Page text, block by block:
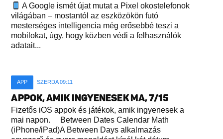
A Google ismét újat mutat a Pixel okostelefonok
világában – mostantól az eszközökön futó
mesterséges intelligencia még erősebbé teszi a
mobilokat, úgy, hogy közben védi a felhasználók
adatait...
APP SZERDA 09:11
APPOK, AMIK INGYENESEK MA, 7/15
Fizetős iOS appok és játékok, amik ingyenesek a
mai napon. Between Dates Calendar Math
(iPhone/iPad)A Between Days alkalmazás